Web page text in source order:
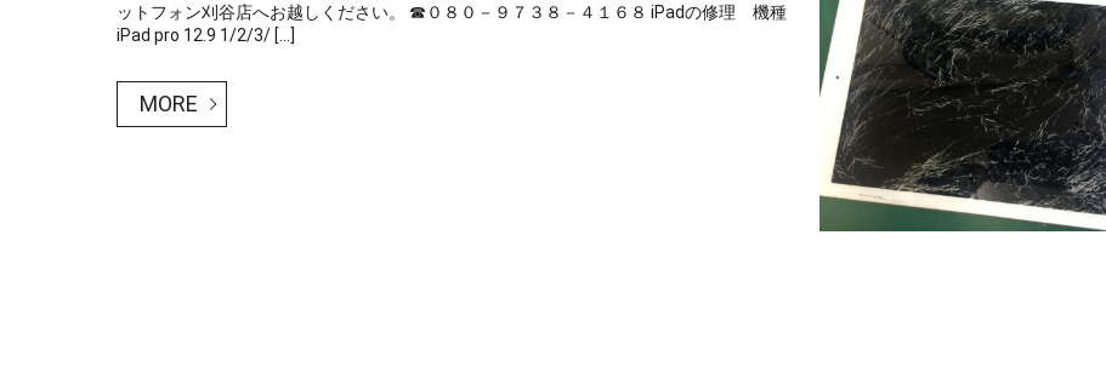
ットフォン刈谷店へお越しください。 ☎０８０－９７３８－４１６８ iPadの修理 機種
iPad pro 12.9 1/2/3/ […]
MORE